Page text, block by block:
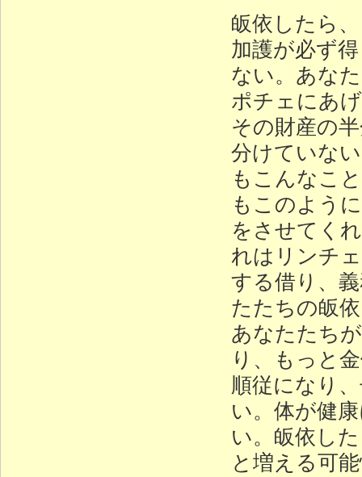
皈依したら
加護が必ず
ない。あな
ポチェにあ
その財産の
分けていな
もこんなこ
もこのよう
をさせてく
れはリンチ
する借り、
たたちの皈
あなたたち
り、もっと
順従になり
い。体が健
い。皈依し
と増える可